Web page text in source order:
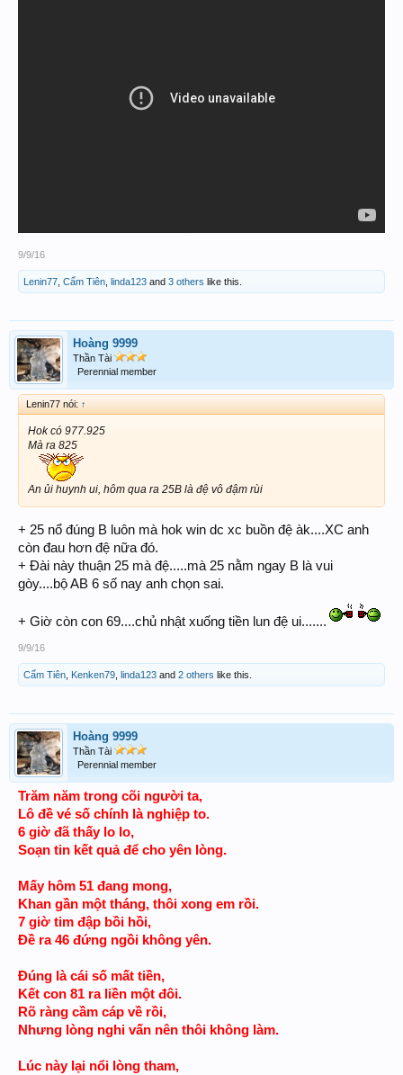
9/9/16
Lenin77 Cẩm Tiên linda123 and 3 others like this.
Hoàng 9999
Thần Tài
Perennial member
Lenin77 nói: ↑
Hok có 977.925
Mà ra 825
An ủi huynh ui, hôm qua ra 25B là đệ vô đậm rùi
+ 25 nổ đúng B luôn mà hok win dc xc buồn đệ àk....XC anh
còn đau hơn đệ nữa đó.
+ Đài này thuận 25 mà đệ.....mà 25 nằm ngay B là vui
gòy....bộ AB 6 số nay anh chọn sai.
+ Giờ còn con 69....chủ nhật xuống tiền lun đệ ui.......
9/9/16
Cẩm Tiên Kenken79 linda123 and 2 others like this.
Hoàng 9999
Thần Tài
Perennial member
Trăm năm trong cõi người ta,
Lô đề vé số chính là nghiệp to.
6 giờ đã thấy lo lo,
Soạn tin kết quả để cho yên lòng.
Mấy hôm 51 đang mong,
Khan gần một tháng, thôi xong em rồi.
7 giờ tim đập bồi hồi,
Đề ra 46 đứng ngồi không yên.
Đúng là cái số mất tiền,
Kết con 81 ra liền một đôi.
Rõ ràng cầm cáp về rồi,
Nhưng lòng nghi vấn nên thôi không làm.
Lúc này lại nổi lòng tham,